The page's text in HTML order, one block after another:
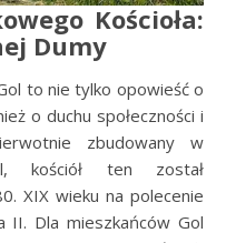
Kościoła:
Dumy
to nie tylko opowieść o
o duchu społeczności i
zbudowany w
kościół ten został
XIX wieku na polecenie
II. Dla mieszkańców Gol